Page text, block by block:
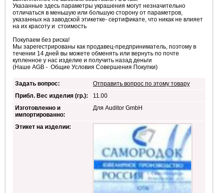
Указанные здесь параметры украшения могут незначительно
отличаться в меньшую или большую сторону от параметров,
указанных на заводской этикетке- сертификате, что никак не влияет
на их красоту и стоимость
Покупаем без риска!
Мы зарегестрированы как продавец-предприниматель, поэтому в
течении 14 дней вы можете обменять или вернуть по почте
купленное у нас изделие и получить назад деньги
(Наше AGB - Общие Условия Совершения Покупки)
Задать вопрос:
Отправить вопрос по этому товару
Прибл. Вес изделия (гр.):
11.00
Изготовленно и
импортированно:
Для Auditor GmbH
Этикет на изделии: